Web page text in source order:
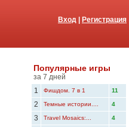
Вход
Регистрация
Популярные игры
за 7 дней
1
Фишдом. 7 в 1 11
2 Темные истории.... 4
3 Travel Mosaics:... 4